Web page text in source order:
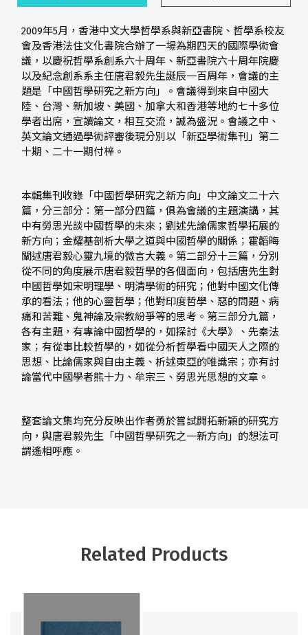
2009年5月，香港中文大學哲學系與新亞書院、哲學系校友
會及香港法住文化書院合辦了一場為期四天的國際學術會
議，以慶祝哲學系創系六十周年、新亞書院六十周年院慶
以及紀念創系系主任唐君毅先生誕辰一百周年，會議的主
題是「中國哲學研究之新方向」。會議得到來自中國大
陸、台灣、新加坡、美國、加拿大和香港等地約七十多位
學者出席，宣讀論文，相互交流，誠為盛況。會議之中、
英文論文通過學術評審後現分別以「新亞學術集刊」第二
十期、二十一期付梓。
本輯集刊收錄「中國哲學研究之新方向」中文論文二十六
篇，分三部分：第一部分四篇，俱為會議的主題演講，其
中有勞思光談中國哲學的未來；劉述先論儒家哲學拓展的
新方向；金耀基剖析大學之道與中國哲學的關係；霍韜晦
闡述唐君毅心靈九境的微言大義。第二部分十三篇，分別
從不同的角度展示唐君毅哲學的各個面向，包括唐先生對
中國哲學如宋明理學、明清學術的研究；他對中國文化傳
承的看法；他的心靈哲學；他對印度哲學、惡的問題、病
痛和苦難、鬼神論及宗教紛爭等的思考。第三部分九篇，
各有主題，有專論中國哲學的，如探討《大學》、先秦法
家；有從事比較哲學的，如從分析哲學看中國天人之際的
思想、比論儒家與自由主義、析述東亞的唯識宗；亦有討
論當代中國學者熊十力、牟宗三、勞思光思想的文章。
整套論文集均充分反映出作者勇於嘗試開拓新穎的研究方
向，與唐君毅先生「中國哲學研究之一新方向」的想法可
謂遙相呼應。
Related Products